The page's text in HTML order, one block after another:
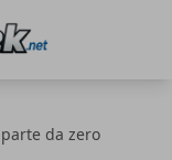
da zero